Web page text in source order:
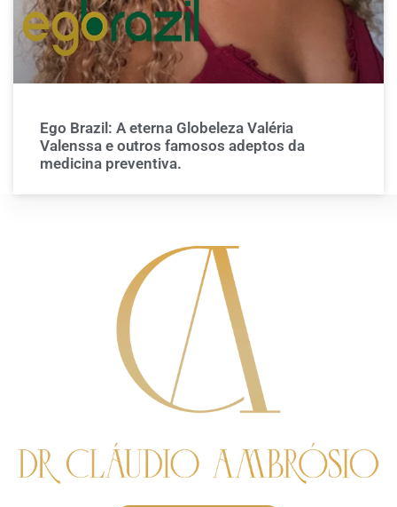
Ego Brazil: A eterna Globeleza Valéria
Valenssa e outros famosos adeptos da
medicina preventiva.